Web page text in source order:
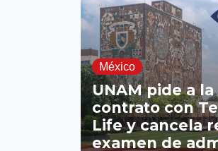
México
UNAM pide a
contrato con
Life y cancela
examen de